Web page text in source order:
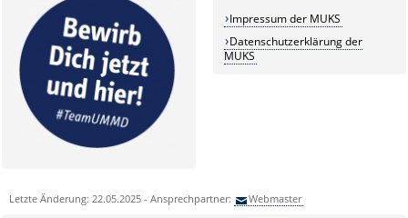
Impressum der MUKS
Datenschutzerklärung der
MUKS
Letzte Änderung: 22.05.2025 - Ansprechpartner: Webmaster